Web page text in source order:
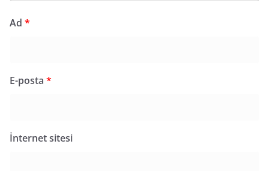
Ad *
E-posta *
İnternet sitesi